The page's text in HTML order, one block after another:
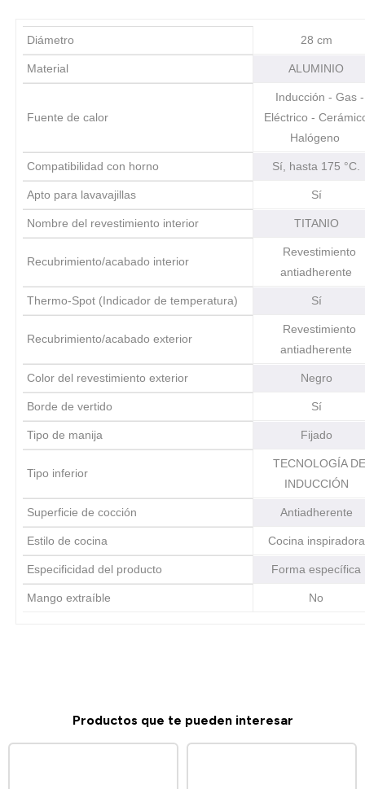
Diámetro 28 cm
Material ALUMINIO
Fuente de calor
Inducción - Gas -
Eléctrico -
Halógeno
Compatibilidad con horno Sí, hasta 175
Apto para lavavajillas Sí
Nombre del revestimiento interior TITANIO
Recubrimiento/acabado interior
Revestimiento
antiadherente
Thermo-Spot (Indicador de temperatura) Sí
Recubrimiento/acabado exterior
Revestimiento
antiadherente
Color del revestimiento exterior Negro
Borde de vertido Sí
Tipo de manija Fijado
Tipo inferior
TECNOLOGÍA
INDUCCIÓN
Superficie de cocción Antiadherente
Estilo de cocina Cocina
Especificidad del producto Forma
Mango extraíble No
Productos que te pueden interesar